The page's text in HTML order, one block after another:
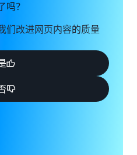
吗？
们改进网页内容的质量